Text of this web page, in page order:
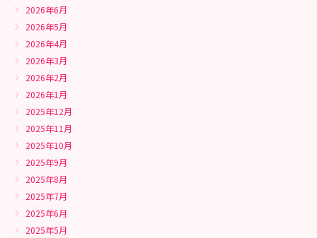
2026年6月
2026年5月
2026年4月
2026年3月
2026年2月
2026年1月
2025年12月
2025年11月
2025年10月
2025年9月
2025年8月
2025年7月
2025年6月
2025年5月